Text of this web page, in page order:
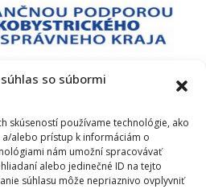
so súbormi
skúseností používame technológie, ako
alebo prístup k informáciám o
nám umožní spracovávať
alebo jedinečné ID na tejto
súhlasu môže nepriaznivo ovplyvniť
PODPORIL